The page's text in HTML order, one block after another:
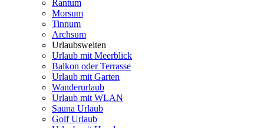
Rantum
Morsum
Tinnum
Archsum
Urlaubswelten
Urlaub mit Meerblick
Balkon oder Terrasse
Urlaub mit Garten
Wanderurlaub
Urlaub mit WLAN
Sauna Urlaub
Golf Urlaub